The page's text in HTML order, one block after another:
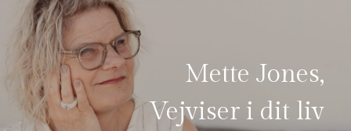
Mette Jones,
Vejviser i dit liv